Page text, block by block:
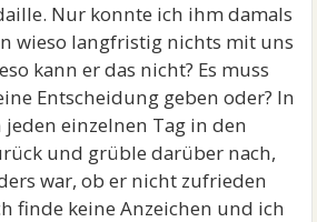
Nur konnte ich ihm damals
wieso langfristig nichts mit uns
kann er das nicht? Es muss
Entscheidung geben oder? In
jeden einzelnen Tag in den
und grüble darüber nach,
war, ob er nicht zufrieden
finde keine Anzeichen und ich